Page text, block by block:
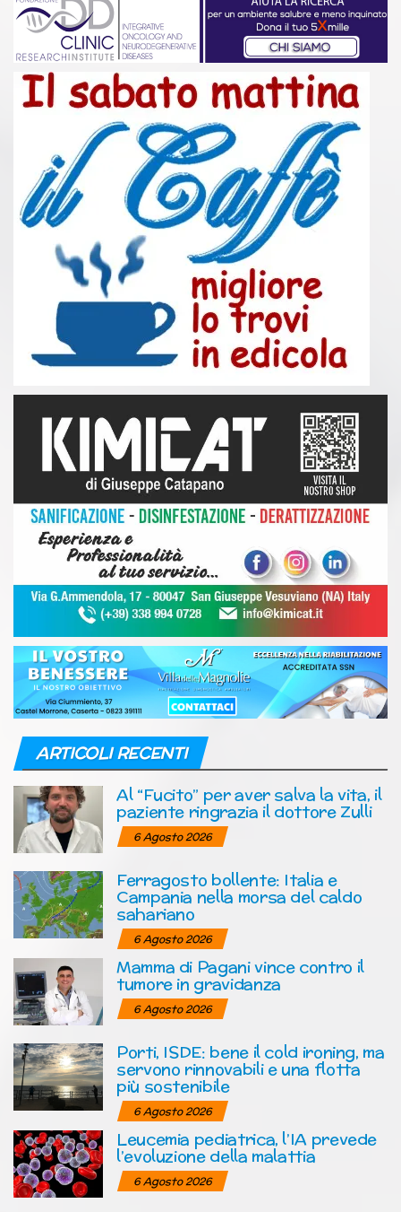
ARTICOLI RECENTI
Al “Fucito” per aver salva la vita, il
paziente ringrazia il dottore Zulli
6 Agosto 2026
Ferragosto bollente: Italia e
Campania nella morsa del caldo
sahariano
6 Agosto 2026
Mamma di Pagani vince contro il
tumore in gravidanza
6 Agosto 2026
Porti, ISDE: bene il cold ironing, ma
servono rinnovabili e una flotta
più sostenibile
6 Agosto 2026
Leucemia pediatrica, l’IA prevede
l’evoluzione della malattia
6 Agosto 2026